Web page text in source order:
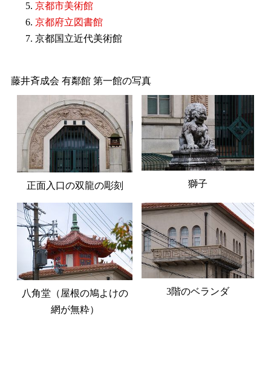
京都市美術館
京都府立図書館
京都国立近代美術館
藤井斉成会 有鄰館 第一館の写真
正面入口の双龍の彫刻 獅子
八角堂（屋根の鳩よけの
網が無粋）
3階のベランダ